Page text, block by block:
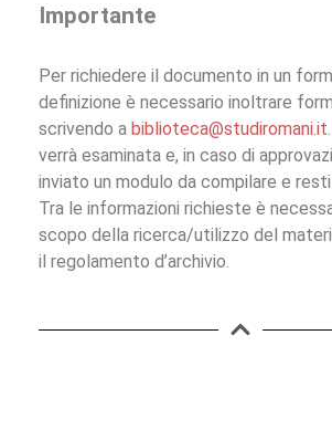
Importante
Per richiedere il documento in un
definizione è necessario inoltrare
scrivendo a biblioteca@studiromani.it
verrà esaminata e, in caso di
inviato un modulo da compilare e
Tra le informazioni richieste è
scopo della ricerca/utilizzo del
il regolamento d’archivio.